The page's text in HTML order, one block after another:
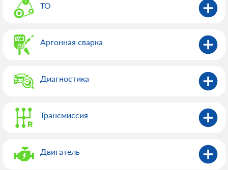
ТО
Аргонная сварка
Диагностика
Трансмиссия
Двигатель